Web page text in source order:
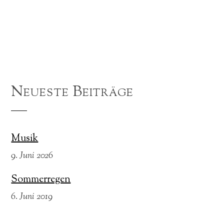
Neueste Beiträge
Musik
9. Juni 2026
Sommerregen
6. Juni 2019